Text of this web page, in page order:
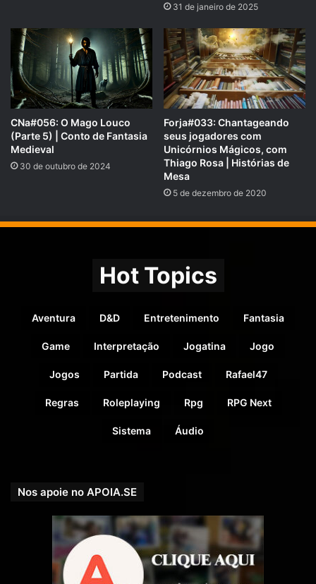
New Feats | Backgrounds | Species | 2024 Player’s
Handbook | D&D
Vaga on-line RPG
D&D 5e – A Maldição
de Strahd: Reloaded
com Mestre
Conrado [2x Sextas
31 de janeiro de 2025
CNa#056: O Mago Louco
(Parte 5) | Conto de Fantasia
Medieval
30 de outubro de 2024
Forja#033: Chantageando
seus jogadores com
Unicórnios Mágicos, com
Thiago Rosa | Histórias de
Mesa
5 de dezembro de 2020
Hot Topics
Aventura D&D Entretenimento Fantasia
Game Interpretação Jogatina Jogo
Jogos Partida Podcast Rafael47
Regras Roleplaying Rpg RPG Next
Sistema Áudio
Nos apoie no APOIA.SE